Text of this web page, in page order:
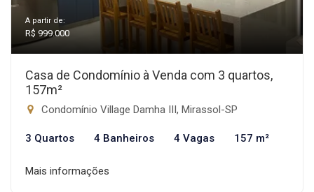
A partir de:
R$ 999.000
Casa de Condomínio à Venda com 3 quartos,
157m²
Condomínio Village Damha III, Mirassol-SP
3 Quartos 4 Banheiros 4 Vagas 157 m²
Mais informações